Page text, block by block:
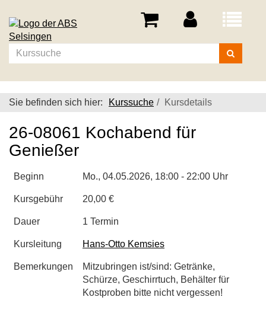
Menü
Kurse
suchen
Sie befinden sich hier: Kurssuche Kursdetails
26-08061 Kochabend für
Genießer
Beginn Mo., 04.05.2026, 18:00 - 22:00 Uhr
Kursgebühr 20,00 €
Dauer 1 Termin
Kursleitung Hans-Otto Kemsies
Bemerkungen
Mitzubringen ist/sind: Getränke,
Schürze, Geschirrtuch, Behälter für
Kostproben bitte nicht vergessen!